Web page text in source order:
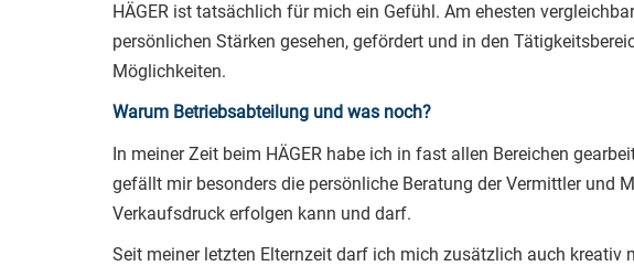
HÄGER ist tatsächlich für mich ein Gefühl. Am ehesten
persönlichen Stärken gesehen, gefördert und in den
Möglichkeiten.
Warum Betriebsabteilung und was noch?
In meiner Zeit beim HÄGER habe ich in fast allen Bereichen
gefällt mir besonders die persönliche Beratung der Vermittler und
Verkaufsdruck erfolgen kann und darf.
Seit meiner letzten Elternzeit darf ich mich zusätzlich auch kreativ